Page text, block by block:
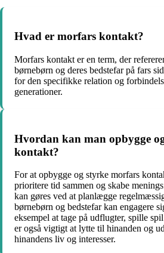
Hvad er morfars kontakt?
Morfars kontakt er en term, der
børnebørn og deres bedstefar på fars
for den specifikke relation og
generationer.
Hvordan kan man opbygge
kontakt?
For at opbygge og styrke morfars
prioritere tid sammen og skabe
kan gøres ved at planlægge
børnebørn og bedstefar kan engagere
eksempel at tage på udflugter, spille
er også vigtigt at lytte til hinanden og
hinandens liv og interesser.